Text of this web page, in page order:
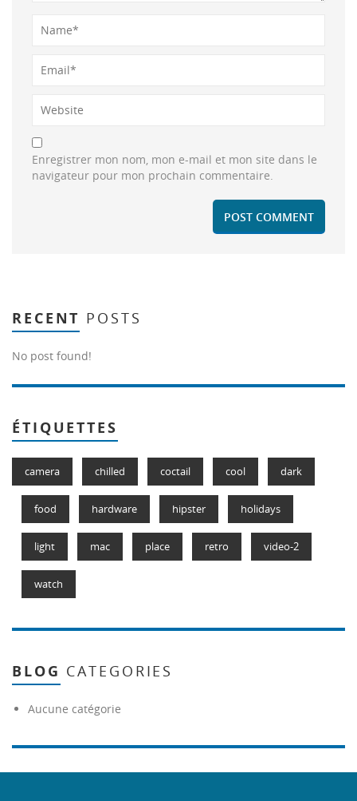
Enregistrer mon nom, mon e-mail et mon site dans le
navigateur pour mon prochain commentaire.
RECENT POSTS
No post found!
ÉTIQUETTES
camera chilled coctail cool dark
food hardware hipster holidays
light mac place retro video-2
watch
BLOG CATEGORIES
Aucune catégorie